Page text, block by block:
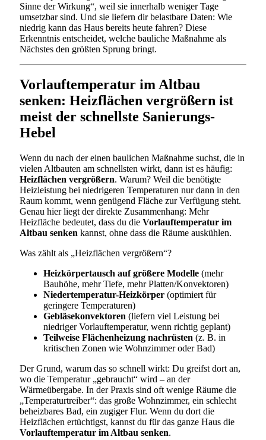
Sinne der Wirkung“, weil sie innerhalb weniger Tage
umsetzbar sind. Und sie liefern dir belastbare Daten: Wie
niedrig kann das Haus bereits heute fahren? Diese
Erkenntnis entscheidet, welche bauliche Maßnahme als
Nächstes den größten Sprung bringt.
Vorlauftemperatur im Altbau
senken: Heizflächen vergrößern ist
meist der schnellste Sanierungs-
Hebel
Wenn du nach der einen baulichen Maßnahme suchst, die in
vielen Altbauten am schnellsten wirkt, dann ist es häufig:
Heizflächen vergrößern. Warum? Weil die benötigte
Heizleistung bei niedrigeren Temperaturen nur dann in den
Raum kommt, wenn genügend Fläche zur Verfügung steht.
Genau hier liegt der direkte Zusammenhang: Mehr
Heizfläche bedeutet, dass du die Vorlauftemperatur im
Altbau senken kannst, ohne dass die Räume auskühlen.
Was zählt als „Heizflächen vergrößern“?
Heizkörpertausch auf größere Modelle (mehr
Bauhöhe, mehr Tiefe, mehr Platten/Konvektoren)
Niedertemperatur-Heizkörper (optimiert für
geringere Temperaturen)
Gebläsekonvektoren (liefern viel Leistung bei
niedriger Vorlauftemperatur, wenn richtig geplant)
Teilweise Flächenheizung nachrüsten (z. B. in
kritischen Zonen wie Wohnzimmer oder Bad)
Der Grund, warum das so schnell wirkt: Du greifst dort an,
wo die Temperatur „gebraucht“ wird – an der
Wärmeübergabe. In der Praxis sind oft wenige Räume die
„Temperaturtreiber“: das große Wohnzimmer, ein schlecht
beheizbares Bad, ein zugiger Flur. Wenn du dort die
Heizflächen ertüchtigst, kannst du für das ganze Haus die
Vorlauftemperatur im Altbau senken.